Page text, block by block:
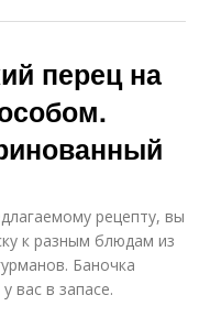
перец на
рецепту, вы
к разным блюдам из
Баночка
вас в запасе.